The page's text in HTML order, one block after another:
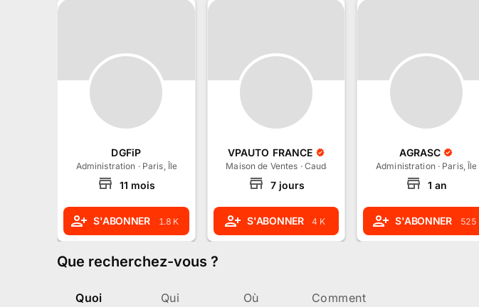
DGFiP
Administration · Paris, Île-de-France
11 mois
S'ABONNER 1.8 K
VPAUTO FRANCE
Maison de Ventes · Caudan, Bretagne
7 jours
S'ABONNER 4 K
AGRASC
Administration· Paris,
1 an
S'ABONNER 525
Que recherchez-vous ?
Quoi Qui Où Comment